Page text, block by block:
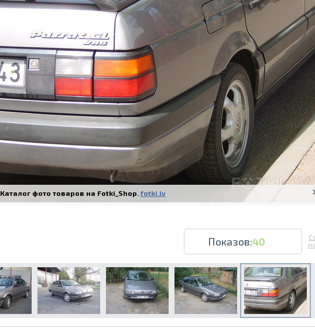
Печать в течение 1 часа в Риге – закажите
Различные форматы и виды бумаги для ваших
Доставка по всей Латвии или самовывоз
Каталог фото товаров на Fotki_Shop. fotki.lv
Показов:40